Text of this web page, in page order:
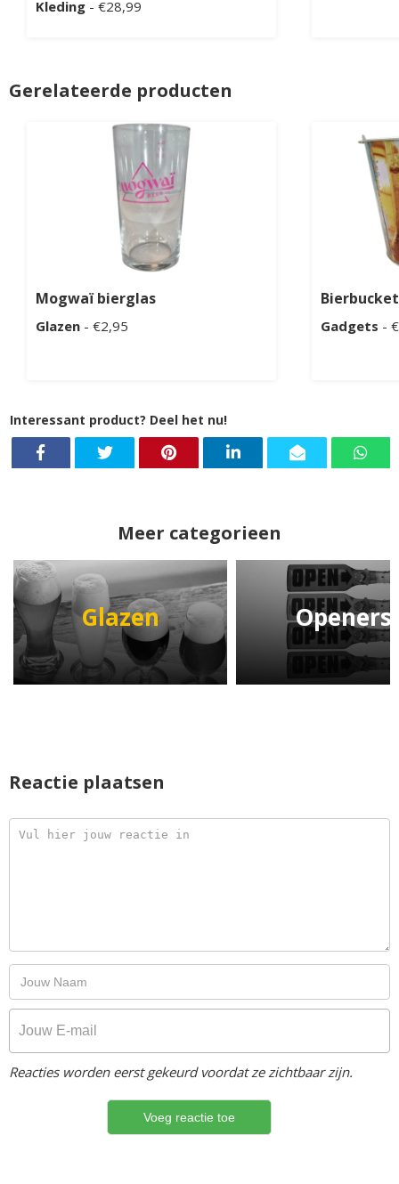
Kleding - €28,99
Gerelateerde producten
Mogwaï bierglas
Glazen - €2,95 Gadgets -
Interessant product? Deel het nu!
Meer categorieen
Glazen Openers
Reactie plaatsen
Reacties worden eerst gekeurd voordat ze zichtbaar zijn.